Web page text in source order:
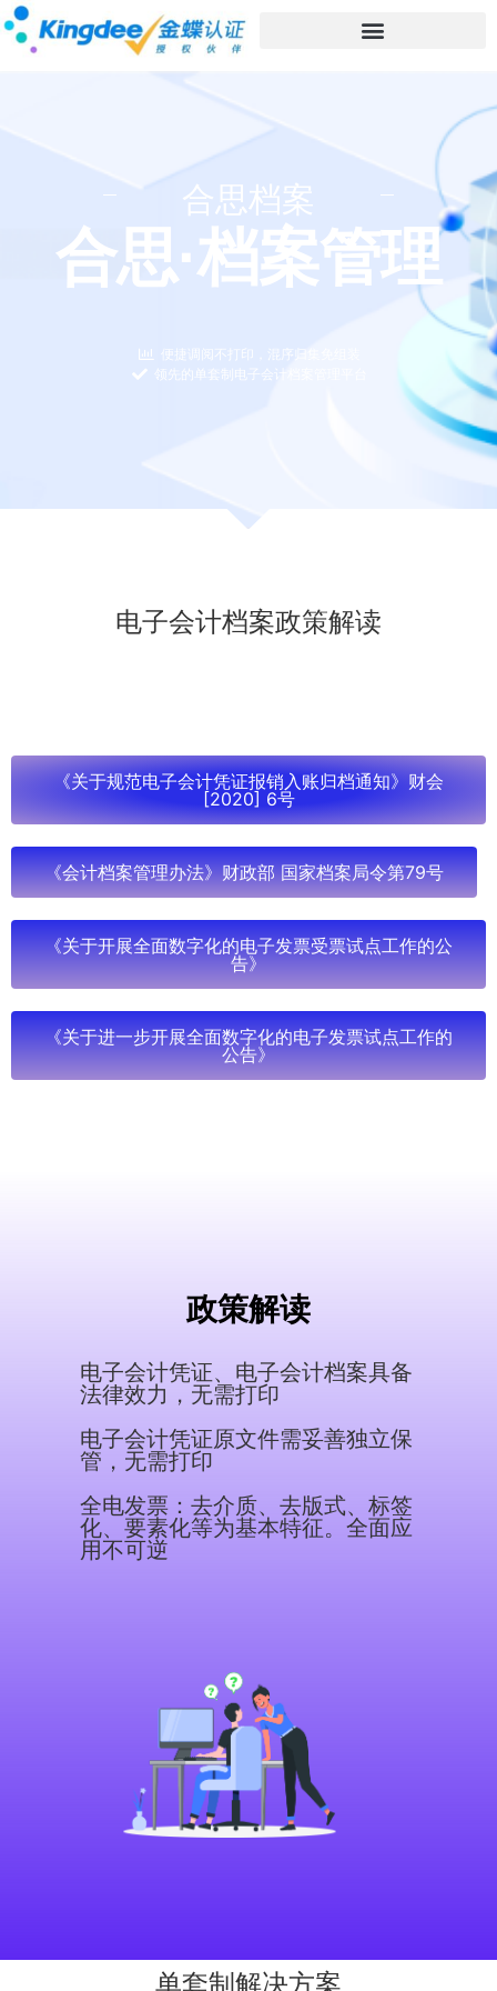
合思档案
合思·档案管理
便捷调阅不打印，混序归集免组装
领先的单套制电子会计档案管理平台
电子会计档案政策解读
《关于规范电子会计凭证报销入账归档通知》财会
[2020] 6号
《会计档案管理办法》财政部 国家档案局令第79号
《关于开展全面数字化的电子发票受票试点工作的公
告》
《关于进一步开展全面数字化的电子发票试点工作的
公告》
政策解读
电子会计凭证、电子会计档案具备
法律效力，无需打印
电子会计凭证原文件需妥善独立保
管，无需打印
全电发票：去介质、去版式、标签
化、要素化等为基本特征。全面应
用不可逆
单套制解决方案